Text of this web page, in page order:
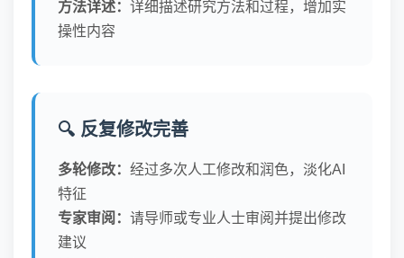
方法详述： 详细描述研究方法和过程，增加实
操性内容
🔍 反复修改完善
多轮修改： 经过多次人工修改和润色，淡化AI
特征
专家审阅： 请导师或专业人士审阅并提出修改
建议